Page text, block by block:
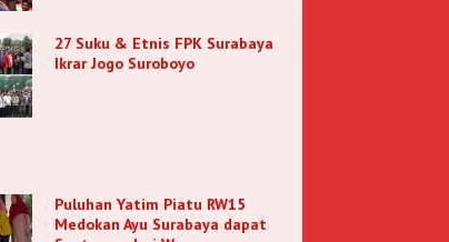
27 Suku & Etnis FPK Surabaya
Ikrar Jogo Suroboyo
Puluhan Yatim Piatu RW15
Medokan Ayu Surabaya dapat